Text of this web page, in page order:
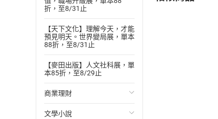
折，至8/31止
【天下文化】理解今天，才能
預見明天。世界變局展，單本
88折，至8/31止
【麥田出版】人文社科展，單
本85折，至8/29止
商業理財
投資理財
文學小說